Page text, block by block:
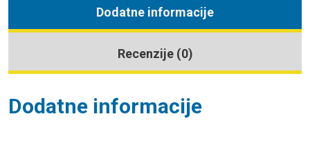
Dodatne informacije
Recenzije (0)
Dodatne informacije